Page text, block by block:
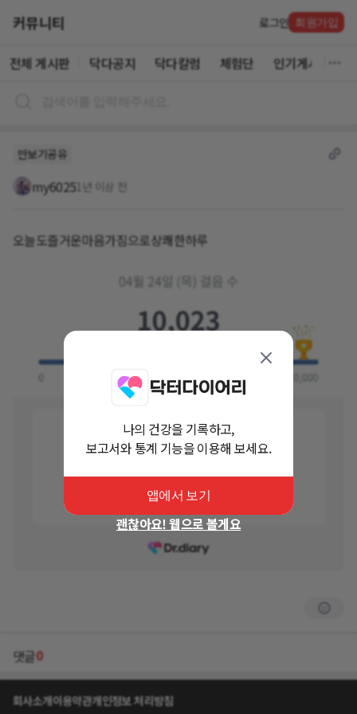
커뮤니티 로그인 회원가입
전체 게시판 닥다공지 닥다칼럼 체험단 인기게시글
만보기공유
my60251년 이상 전
오늘도즐거운마음가짐으로상쾌한하루
댓글0
회사소개이용약관개인정보 처리방침
나의 건강을 기록하고,
보고서와 통계 기능을 이용해 보세요.
앱에서 보기
괜찮아요! 웹으로 볼게요